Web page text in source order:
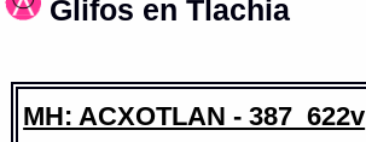
Glifos en Tlachia
MH: ACXOTLAN - 387_622v